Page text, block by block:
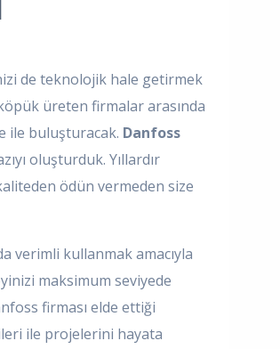
de teknolojik hale getirmek
üreten firmalar arasında
ile buluşturacak. Danfoss
oluşturduk. Yıllardır
ödün vermeden size
verimli kullanmak amacıyla
maksimum seviyede
firması elde ettiği
ile projelerini hayata